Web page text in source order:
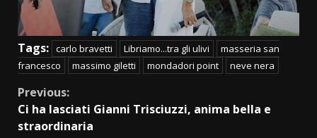
Tags: carlo bravetti Libriamo...tra gli ulivi
masseria san
francesco
massimo giletti mondadori point neve nera
Continue
Reading
Previous:
Ci ha lasciati Gianni Trisciuzzi, anima bella e
straordinaria